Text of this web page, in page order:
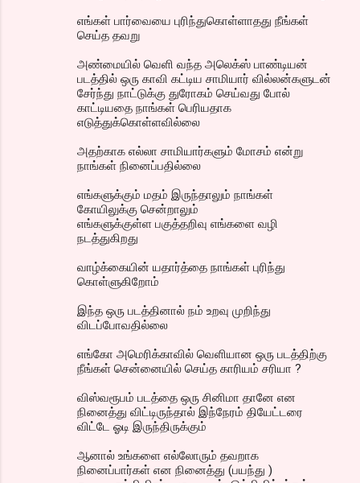
எங்கள் பார்வையை புரிந்துகொள்ளாதது நீங்கள்
செய்த தவறு
அண்மையில் வெளி வந்த அலெக்ஸ் பாண்டியன்
படத்தில் ஒரு காவி கட்டிய சாமியார் வில்லன்களுடன்
சேர்ந்து நாட்டுக்கு துரோகம் செய்வது போல்
காட்டியதை நாங்கள் பெரியதாக
எடுத்துக்கொள்ளவில்லை
அதற்காக எல்லா சாமியார்களும் மோசம் என்று
நாங்கள் நினைப்பதில்லை
எங்களுக்கும் மதம் இருந்தாலும் நாங்கள்
கோயிலுக்கு சென்றாலும்
எங்களுக்குள்ள பகுத்தறிவு எங்களை வழி
நடத்துகிறது
வாழ்க்கையின் யதார்த்தை நாங்கள் புரிந்து
கொள்ளுகிறோம்
இந்த ஒரு படத்தினால் நம் உறவு முறிந்து
விடப்போவதில்லை
எங்கோ அமெரிக்காவில் வெளியான ஒரு படத்திற்கு
நீங்கள் சென்னையில் செய்த காரியம் சரியா ?
விஸ்வரூபம் படத்தை ஒரு சினிமா தானே என
நினைத்து விட்டிருந்தால் இந்நேரம் தியேட்டரை
விட்டே ஓடி இருந்திருக்கும்
ஆனால் உங்களை எல்லோரும் தவறாக
நினைப்பார்கள் என நினைத்து (பயந்து )